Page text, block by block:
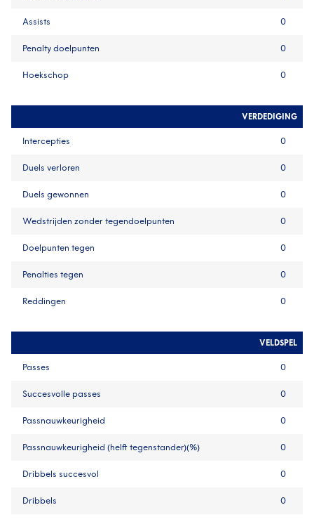
Assists 0
Penalty doelpunten 0
Hoekschop 0
VERDEDIGING
Intercepties 0
Duels verloren 0
Duels gewonnen 0
Wedstrijden zonder tegendoelpunten 0
Doelpunten tegen 0
Penalties tegen 0
Reddingen 0
VELDSPEL
Passes 0
Succesvolle passes 0
Passnauwkeurigheid 0
Passnauwkeurigheid (helft tegenstander)(%) 0
Dribbels succesvol 0
Dribbels 0